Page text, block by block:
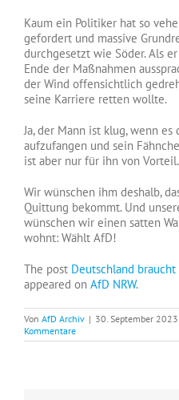
Kaum ein Politiker hat so
gefordert und massive
durchgesetzt wie Söder. Als
Ende der Maßnahmen
der Wind offensichtlich
seine Karriere retten wollte.
Ja, der Mann ist klug, wenn
aufzufangen und sein
ist aber nur für ihn von
Wir wünschen ihm deshalb,
Quittung bekommt. Und
wünschen wir einen satten
wohnt: Wählt AfD!
The post Deutschland
appeared on AfD NRW.
Von AfD Archiv | 30. September 2023
Kommentare